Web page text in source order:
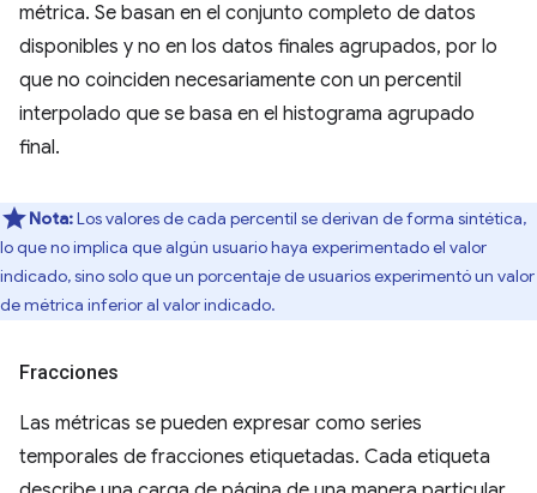
métrica. Se basan en el conjunto completo de datos
disponibles y no en los datos finales agrupados, por lo
que no coinciden necesariamente con un percentil
interpolado que se basa en el histograma agrupado
final.
Nota:Los valores de cada percentil se derivan de forma sintética,
lo que no implica que algún usuario haya experimentado el valor
indicado, sino solo que un porcentaje de usuarios experimentó un valor
de métrica inferior al valor indicado.
Fracciones
Las métricas se pueden expresar como series
temporales de fracciones etiquetadas. Cada etiqueta